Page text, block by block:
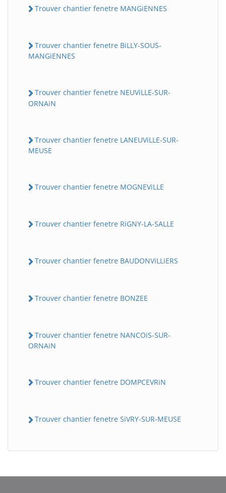
Trouver chantier fenetre MANGiENNES
Trouver chantier fenetre BiLLY-SOUS-
MANGiENNES
Trouver chantier fenetre NEUViLLE-SUR-
ORNAiN
Trouver chantier fenetre LANEUViLLE-SUR-
MEUSE
Trouver chantier fenetre MOGNEViLLE
Trouver chantier fenetre RiGNY-LA-SALLE
Trouver chantier fenetre BAUDONViLLiERS
Trouver chantier fenetre BONZEE
Trouver chantier fenetre NANCOiS-SUR-
ORNAiN
Trouver chantier fenetre DOMPCEVRiN
Trouver chantier fenetre SiVRY-SUR-MEUSE
BatiWebPro